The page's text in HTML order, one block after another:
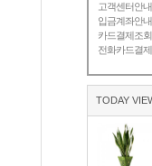
고객센터안내
입금계좌안내
카드결제조회
전화카드결제
TODAY